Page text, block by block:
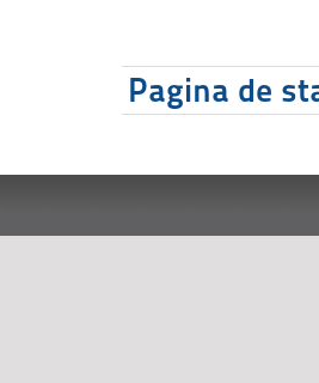
Pagina de